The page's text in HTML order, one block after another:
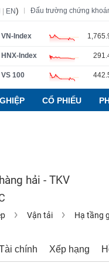
EN) Đấu trường chứng
VN-Index
HNX-Index
VS 100
CỔ PHIẾU
hải - TKV
Vận tải Hạ tầng
chính Xếp hạng
khoán Lãnh đạo